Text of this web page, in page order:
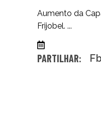
Aumento da
Frijobel.
PARTILHAR: